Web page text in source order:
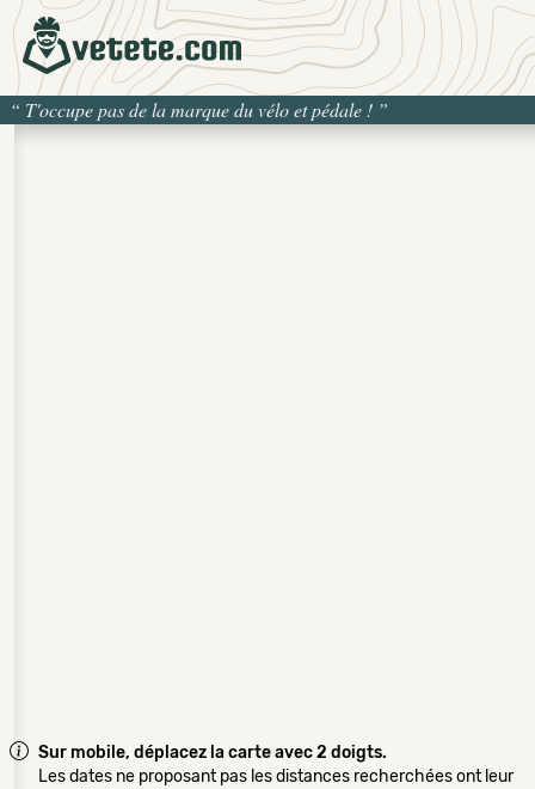
“ T'occupe pas de la marque du vélo et pédale ! ”
Sur mobile, déplacez la carte avec 2 doigts.
Les dates ne proposant pas les distances recherchées ont leur